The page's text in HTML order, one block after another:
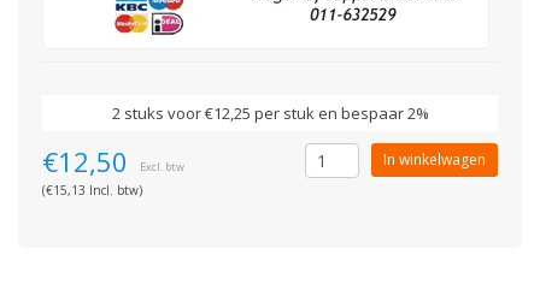
2 stuks voor €12,25 per stuk en bespaar 2%
€12,50 Excl. btw
(€15,13 Incl. btw)
In winkelwagen